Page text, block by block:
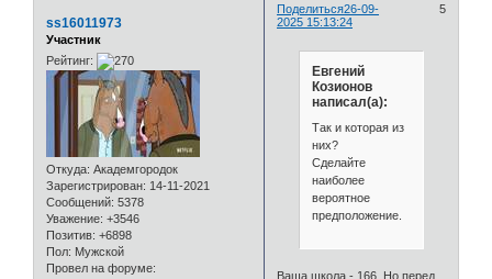
Поделиться 5
26-09-
2025 15:13:24
ss16011973
Участник
Рейтинг:
Откуда: Академгородок
Зарегистрирован: 14-11-2021
Сообщений: 5378
Уважение: +3546
Позитив: +6898
Пол: Мужской
Провел на форуме:
Евгений
Козионов
написал(а):
Так и которая из
них?
Сделайте
наиболее
вероятное
предположение.
Ваша школа - 166. Но перед